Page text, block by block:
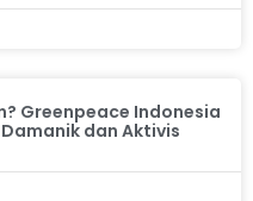
Greenpeace Indonesia
dan Aktivis